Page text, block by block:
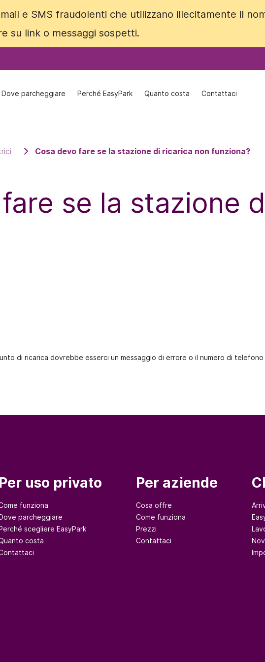
e SMS fraudolenti che utilizzano illecitamente il
su link o messaggi sospetti.
Dove parcheggiare Perché EasyPark Quanto costa Contattaci
e SMS fraudolenti che utilizzano illecitamente il
su link o messaggi sospetti.
Dove parcheggiare Perché EasyPark Quanto costa Contattaci
Cosa devo fare se la stazione di ricarica non funziona?
se la stazione
di ricarica dovrebbe esserci un messaggio di errore o il numero di
Per uso privato
funziona
parcheggiare
scegliere EasyPark
costa
Per aziende
Cosa offre
Come funziona
Prezzi
Contattaci